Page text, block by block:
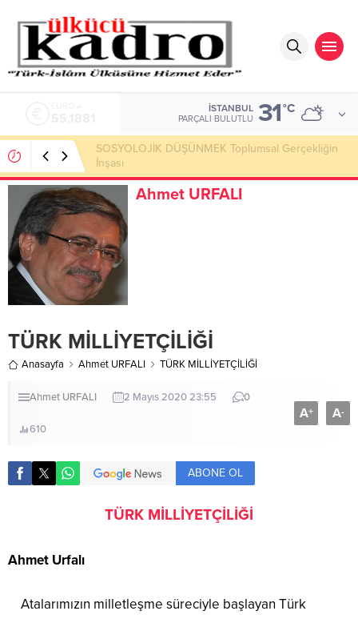
İSTANBUL
PARÇALI BULUTLU 31°C
Okumayı Pek de Sevmiyoruz Herhalde
Ahmet URFALI
TÜRK MİLLİYETÇİLİĞİ
Anasayfa Ahmet URFALI TÜRK MİLLİYETÇİLİĞİ
Ahmet URFALI 2 Mayıs 2020 23:55 0
610
A+ A-
ABONE OL
TÜRK MİLLİYETÇİLİĞİ
Ahmet Urfalı
Atalarımızın milletleşme süreciyle başlayan Türk